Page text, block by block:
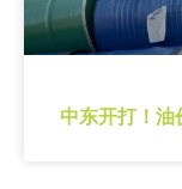
中东开打！油